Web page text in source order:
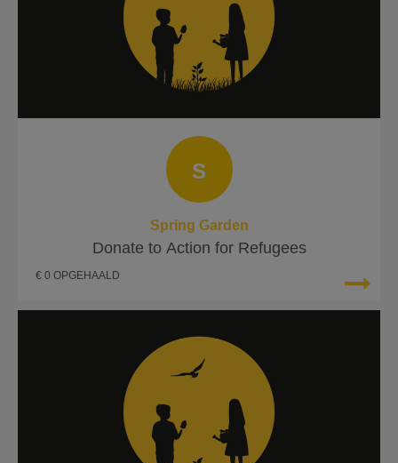
S
Spring Garden
Donate to Action for Refugees
€ 0 OPGEHAALD